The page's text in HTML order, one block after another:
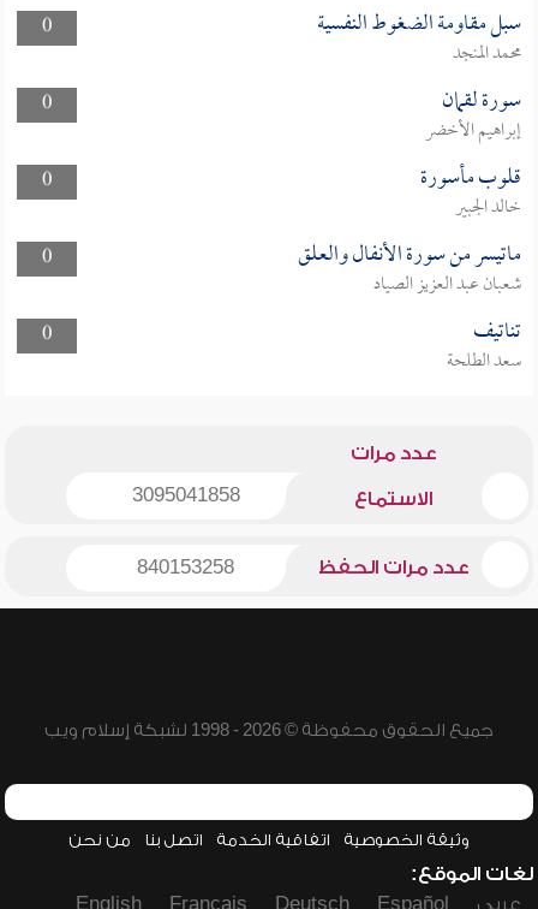
0 سبل مقاومة الضغوط النفسية
محمد المنجد
0
سورة لقمان
إبراهيم الأخضر
0
قلوب مأسورة
خالد الجبير
0
ماتيسر من سورة الأنفال والعلق
شعبان عبد العزيز الصياد
0
تناتيف
سعد الطلحة
عدد مرات
الاستماع 3095041858
عدد مرات الحفظ 840153258
جميع الحقوق محفوظة © 2026 - 1998 لشبكة إسلام ويب
وثيقة الخصوصية اتفاقية الخدمة اتصل بنا من نحن
لغات الموقع:
عربي
Español
Deutsch
Français
English